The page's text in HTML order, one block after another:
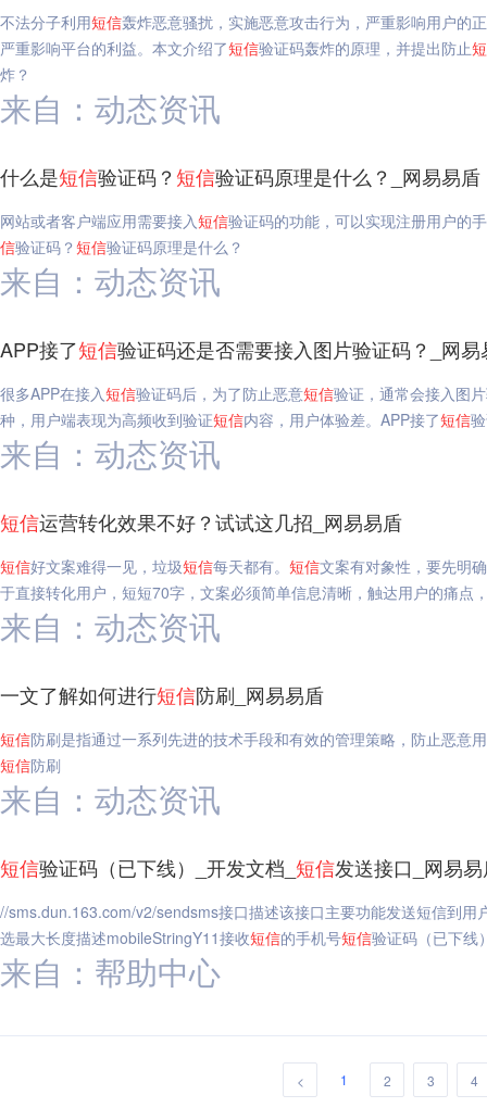
不法分子利用短信轰炸恶意骚扰，实施恶意攻击行为，严重影响用户的
严重影响平台的利益。本文介绍了短信验证码轰炸的原理，并提出防止
炸？
来自：动态资讯
什么是短信验证码？短信验证码原理是什么？_网易易盾
网站或者客户端应用需要接入短信验证码的功能，可以实现注册用户的
信验证码？ 短信验证码原理是什么？
来自：动态资讯
APP接了短信验证码还是否需要接入图片验证码？_网易
很多APP在接入短信验证码后，为了防止恶意短信验证，通常会接入图
种，用户端表现为高频收到验证短信内容，用户体验差。APP接了短信
来自：动态资讯
短信运营转化效果不好？试试这几招_网易易盾
短信好文案难得一见，垃圾短信每天都有。 短信文案有对象性，要先明
于直接转化用户，短短70字，文案必须简单信息清晰，触达用户的痛点
来自：动态资讯
一文了解如何进行短信防刷_网易易盾
短信防刷是指通过一系列先进的技术手段和有效的管理策略，防止恶意
短信防刷
来自：动态资讯
短信验证码（已下线）_开发文档_ 短信发送接口_网易
//sms.dun.163.com/v2/sendsms接口描述该接口主要功能发送短信到
选最大长度描述mobileStringY11接收短信的手机号短信验证码（已下线
来自：帮助中心
< 1 2 3 4